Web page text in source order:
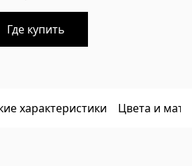
Где купить
характеристики Цвета и